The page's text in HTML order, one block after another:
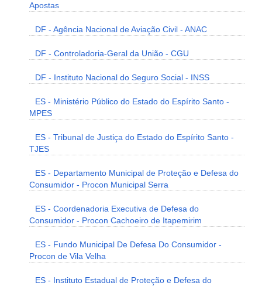
Apostas
DF - Agência Nacional de Aviação Civil - ANAC
DF - Controladoria-Geral da União - CGU
DF - Instituto Nacional do Seguro Social - INSS
ES - Ministério Público do Estado do Espírito Santo -
MPES
ES - Tribunal de Justiça do Estado do Espírito Santo -
TJES
ES - Departamento Municipal de Proteção e Defesa do
Consumidor - Procon Municipal Serra
ES - Coordenadoria Executiva de Defesa do
Consumidor - Procon Cachoeiro de Itapemirim
ES - Fundo Municipal De Defesa Do Consumidor -
Procon de Vila Velha
ES - Instituto Estadual de Proteção e Defesa do